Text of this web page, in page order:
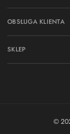
OBSŁUGA KLIENTA
SKLEP
©